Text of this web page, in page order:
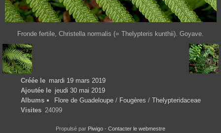
Fronde fertile, Christella normalis (= Thelypteris kunthii). Goyave.
Créée le mardi 19 mars 2019
Ajoutée le jeudi 30 mai 2019
Albums
Flore de Guadeloupe/ Fougères / Thelypteridaceae
Visites 24099
Propulsé par Piwigo - Contacter le webmestre